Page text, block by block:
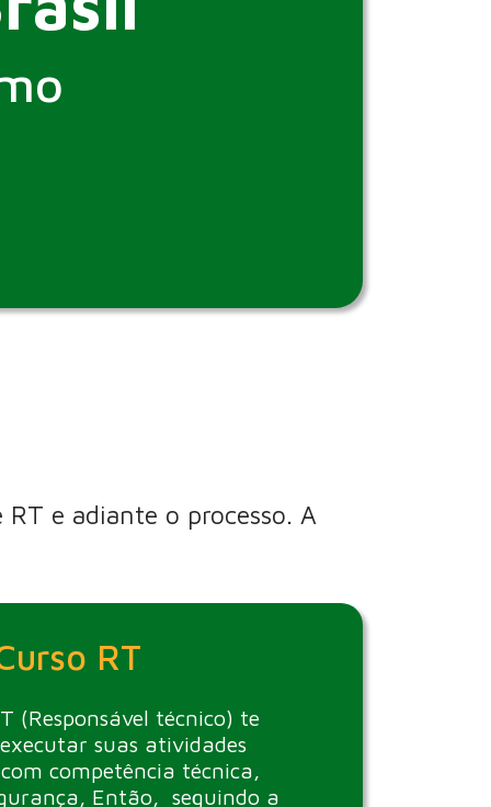
e adiante o processo. A
RT
(Responsável técnico) te
suas atividades
competência técnica,
Então, seguindo a